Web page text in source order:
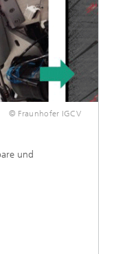
© Fraunhofer IGCV
und